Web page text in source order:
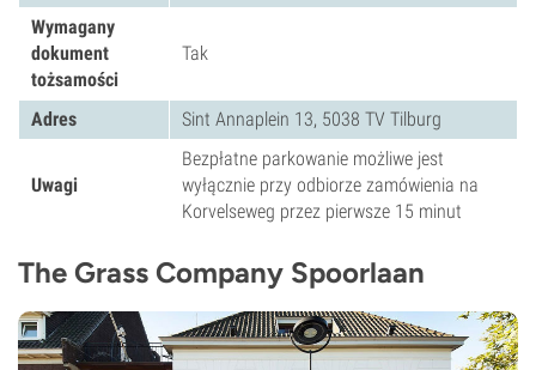
Wymagany
dokument
tożsamości
Tak
Adres Sint Annaplein 13, 5038 TV Tilburg
Uwagi
Bezpłatne parkowanie możliwe jest
wyłącznie przy odbiorze zamówienia na
Korvelseweg przez pierwsze 15 minut
The Grass Company Spoorlaan